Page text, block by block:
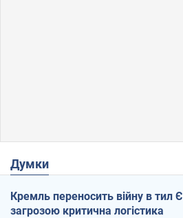
Думки
Кремль переносить війну в тил
загрозою критична логістика